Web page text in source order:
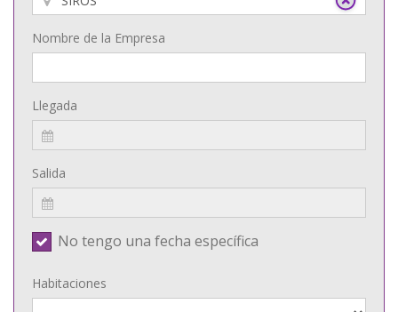
Nombre de la Empresa
Llegada
Salida
No tengo una fecha específica
Habitaciones